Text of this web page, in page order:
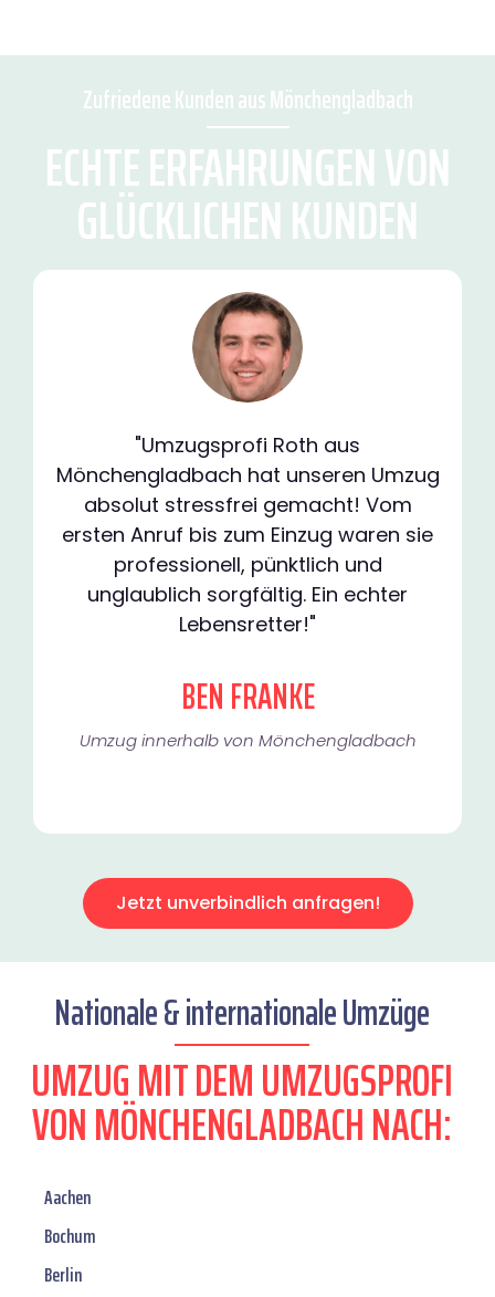
Zufriedene Kunden aus Mönchengladbach
ECHTE ERFAHRUNGEN VON
GLÜCKLICHEN KUNDEN
"Umzugsprofi Roth aus
Mönchengladbach hat unseren Umzug
absolut stressfrei gemacht! Vom
ersten Anruf bis zum Einzug waren sie
professionell, pünktlich und
unglaublich sorgfältig. Ein echter
Lebensretter!"
BEN FRANKE
Umzug innerhalb von Mönchengladbach​
Jetzt unverbindlich anfragen!
Nationale & internationale Umzüge
UMZUG MIT DEM UMZUGSPROFI
VON MÖNCHENGLADBACH NACH:
Aachen
Bochum
Berlin